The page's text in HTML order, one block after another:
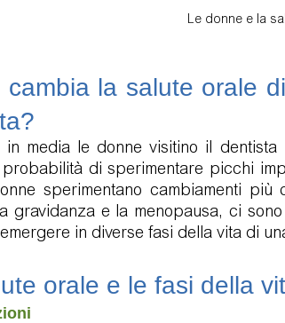
Le donne e la
cambia la salute orale
in media le donne visitino il
di sperimentare picchi
sperimentano cambiamenti più
gravidanza e la menopausa, ci
in diverse fasi della vita di
orale e le fasi della